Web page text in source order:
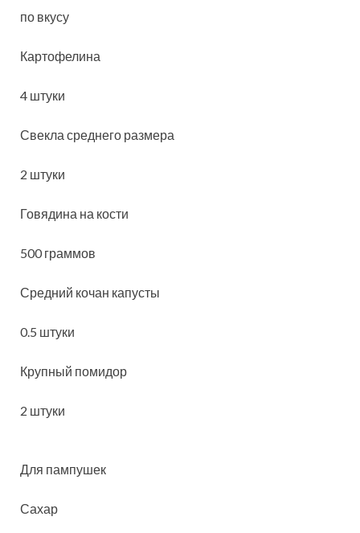
по вкусу
Картофелина
4 штуки
Свекла среднего размера
2 штуки
Говядина на кости
500 граммов
Средний кочан капусты
0.5 штуки
Крупный помидор
2 штуки
Для пампушек
Сахар